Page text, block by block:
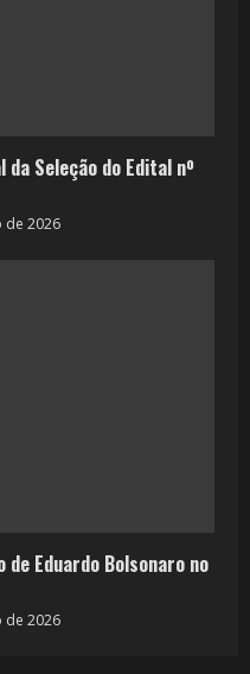
da Seleção do Edital nº
de 2026
Eduardo Bolsonaro no
de 2026